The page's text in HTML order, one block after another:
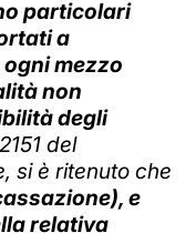
particolari
a
mezzo
non
degli
del
si è ritenuto che
e
relativa